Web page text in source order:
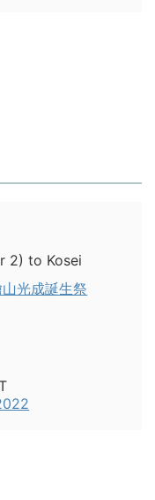
2) to Kosei
光成誕生祭